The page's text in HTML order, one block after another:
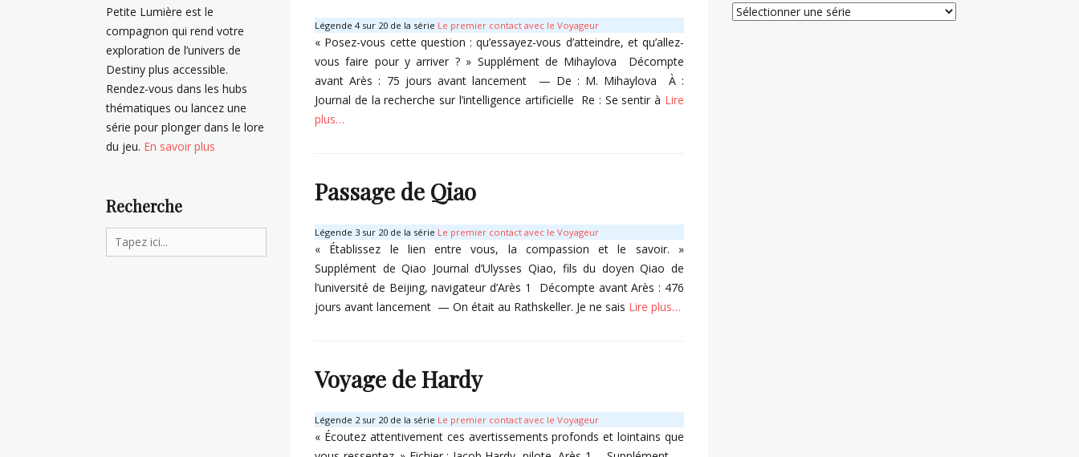
Légende 4 sur 20 de la série Le premier contact avec le Voyageur
« Posez-vous cette question : qu’essayez-vous d’atteindre, et qu’allez-
vous faire pour y arriver ? » Supplément de Mihaylova Décompte
avant Arès : 75 jours avant lancement — De : M. Mihaylova À :
Journal de la recherche sur l’intelligence artificielle Re : Se sentir à Lire
plus…
t
e
s
Tags
A
r
è
Passage de Qiao
Légende 3 sur 20 de la série Le premier contact avec le Voyageur
« Établissez le lien entre vous, la compassion et le savoir. »
Supplément de Qiao Journal d’Ulysses Qiao, fils du doyen Qiao de
l’université de Beijing, navigateur d’Arès 1 Décompte avant Arès : 476
jours avant lancement — On était au Rathskeller. Je ne sais Lire plus…
t
s
Tags
Voyage de Hardy
Légende 2 sur 20 de la série Le premier contact avec le Voyageur
« Écoutez attentivement ces avertissements profonds et lointains que
Petite Lumière est le
compagnon qui rend votre
exploration de l’univers de
Destiny plus accessible.
Rendez-vous dans les hubs
thématiques ou lancez une
série pour plonger dans le lore
du jeu. En savoir plus
Recherche
Search
for: